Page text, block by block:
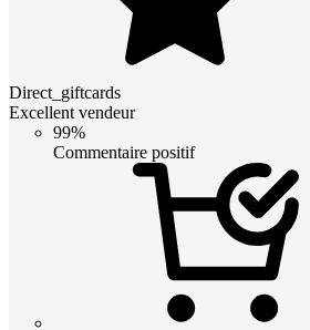
Direct_giftcards
Excellent vendeur
99%
Commentaire positif